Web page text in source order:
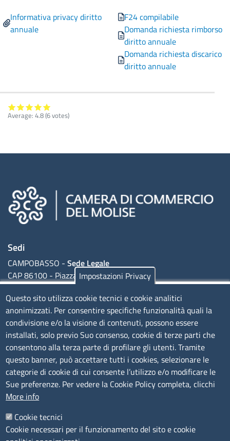
Informativa privacy diritto
annuale
F24 compilabile
Domanda richiesta rimborso
diritto annuale
Domanda richiesta discarico
diritto annuale
Average: 4.8(6votes)
Sedi
CAMPOBASSO - Sede Legale
CAP 86100 - Piazza della Vittoria, 1
ISERNIA -Sede Secondaria
CAP - 86170 - Corso Risorgimento, 302
Codice Fiscale e Partita Iva: 01741020703
Codice fatturazione elettronica: FUDNEO
Orari sportello fisico al pubblico
Menu footer 1
Scopri il Molise
Impostazioni Privacy
Questo sito utilizza cookie tecnici e cookie analitici
anonimizzati. Per consentire specifiche funzionalità quali la
condivisione e/o la visione di contenuti, possono essere
installati, solo previo Suo consenso, cookie di terze parti che
consentono alla terza parte di profilare gli utenti. Tramite
questo banner, può accettare tutti i cookies, selezionare le
categorie di cookie di cui consente l’utilizzo e/o modificare le
Sue preferenze. Per vedere la Cookie Policy completa, clicchi
More info
Cookie tecnici
Cookie necessari per il funzionamento del sito e cookie